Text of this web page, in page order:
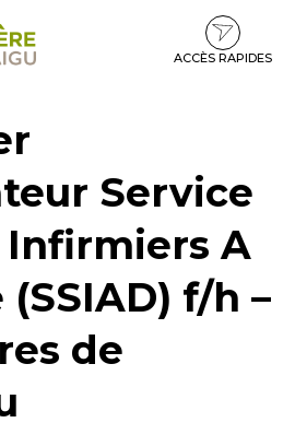
ACCÈS RAPIDES
Service
Infirmiers A
f/h –
de